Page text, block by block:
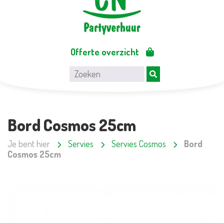
Offerte overzicht
Bord Cosmos 25cm
Je bent hier Servies Servies Cosmos
Bord
Cosmos 25cm